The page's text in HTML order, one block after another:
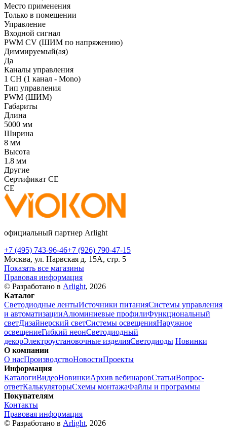
Место применения
Только в помещении
Управление
Входной сигнал
PWM СV (ШИМ по напряжению)
Диммируемый(ая)
Да
Каналы управления
1 CH (1 канал - Mono)
Тип управления
PWM (ШИМ)
Габариты
Длина
5000 мм
Ширина
8 мм
Высота
1.8 мм
Другие
Сертификат CE
CE
официальный партнер Arlight
+7 (495) 743-96-46+7 (926) 790-47-15
Москва, ул. Нарвская д. 15А, стр. 5
Показать все магазины
Правовая информация
© Разработано в Arlight, 2026
Каталог
Светодиодные лентыИсточники питанияСистемы управления
и автоматизацииАлюминиевые профилиФункциональный
светДизайнерский светСистемы освещенияНаружное
освещениеГибкий неонСветодиодный
декорЭлектроустановочные изделияСветодиоды Новинки
О компании
О насПроизводствоНовостиПроекты
Информация
КаталогиВидеоНовинкиАрхив вебинаровСтатьиВопрос-
ответКалькуляторыСхемы монтажаФайлы и программы
Покупателям
Контакты
Правовая информация
© Разработано в Arlight, 2026